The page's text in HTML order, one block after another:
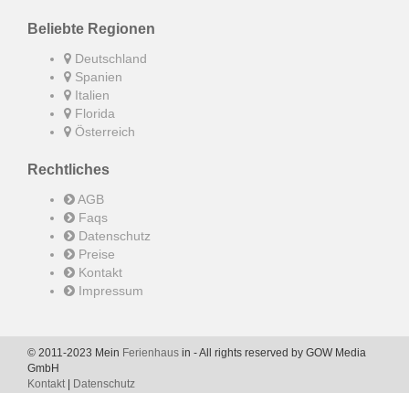
Beliebte Regionen
Deutschland
Spanien
Italien
Florida
Österreich
Rechtliches
AGB
Faqs
Datenschutz
Preise
Kontakt
Impressum
© 2011-2023 Mein Ferienhaus in - All rights reserved by GOW Media
GmbH
Kontakt| Datenschutz